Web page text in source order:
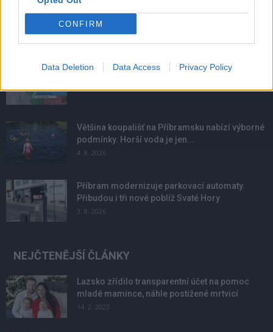
CONFIRM
Data Deletion Data Access Privacy Policy
NOVINKY
Obděnice vzpomínaly na filmovou legendu
Většina koupališť na Příbramsku nabízí výborné
podmínky. Horší voda je jen...
4. 8. 2026
Příbram modernizuje parkovací automaty.
Přibudou i tři nové poblíž Svaté Hory
3. 8. 2026
NEJČTENĚJŠÍ ČLÁNKY
Lazsko zřídilo transparentní účet na pomoc
mladé mamince, náhle postižené mrtvicí
14. 2. 2023